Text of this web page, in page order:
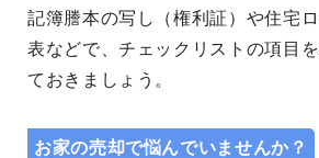
記簿謄本の写し（権利証）や住宅
表などで、チェックリストの項目
ておきましょう。
お家の売却で悩んでいませんか？